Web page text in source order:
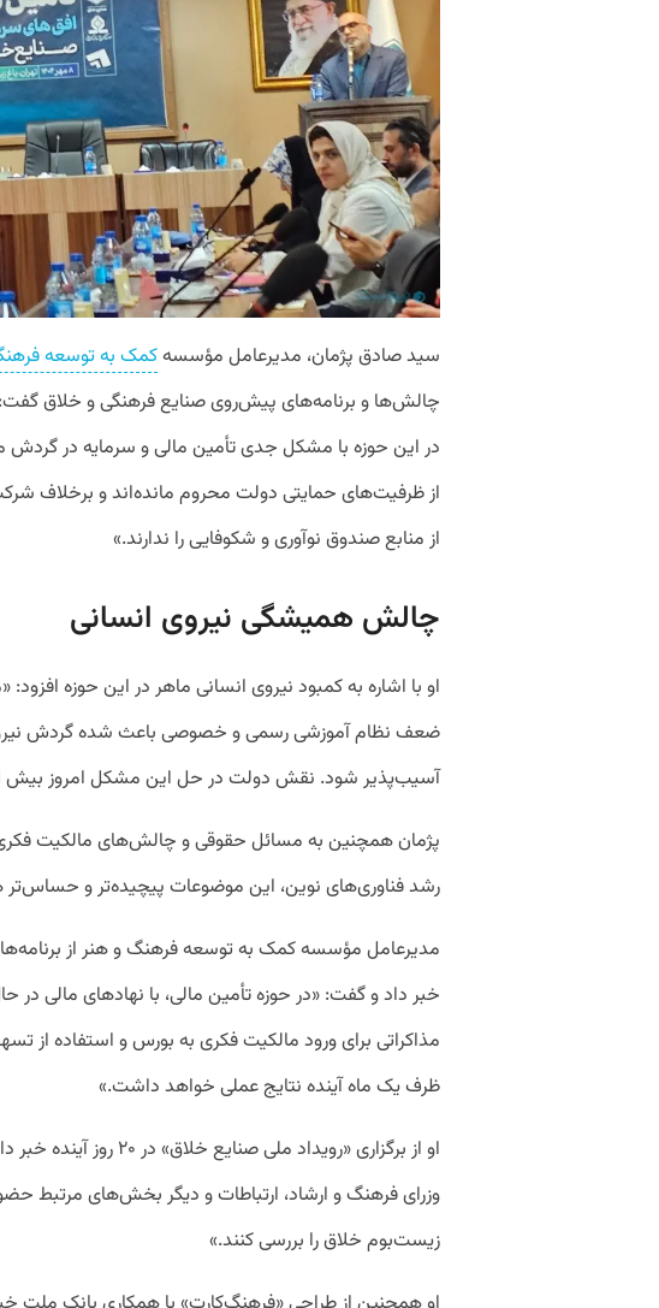
سید صادق پژمان، مدیرعامل مؤسسهکمک به توسعه
چالش‌ها و برنامه‌های پیش‌روی صنایع فرهنگی و خلاق
در این حوزه با مشکل جدی تأمین مالی و سرمایه در گردش
از ظرفیت‌های حمایتی دولت محروم مانده‌اند و برخلاف
از منابع صندوق نوآوری و شکوفایی را ندارند.»
چالش همیشگی نیروی انسانی
او با اشاره به کمبود نیروی انسانی ماهر در این حوزه
ضعف نظام آموزشی رسمی و خصوصی باعث شده گردش
آسیب‌پذیر شود. نقش دولت در حل این مشکل امروز بیش
پژمان همچنین به مسائل حقوقی و چالش‌های مالکیت فکری
رشد فناوری‌های نوین، این موضوعات پیچیده‌تر و
مدیرعامل مؤسسه کمک به توسعه فرهنگ و هنر از
خبر داد و گفت: «در حوزه تأمین مالی، با نهادهای مالی
مذاکراتی برای ورود مالکیت فکری به بورس و استفاده از
ظرف یک ماه آینده نتایج عملی خواهد داشت.»
او از برگزاری «رویداد ملی
وزرای فرهنگ و ارشاد، ارتباطات و دیگر بخش‌های مرتبط
زیست‌بوم خلاق را بررسی کنند.»